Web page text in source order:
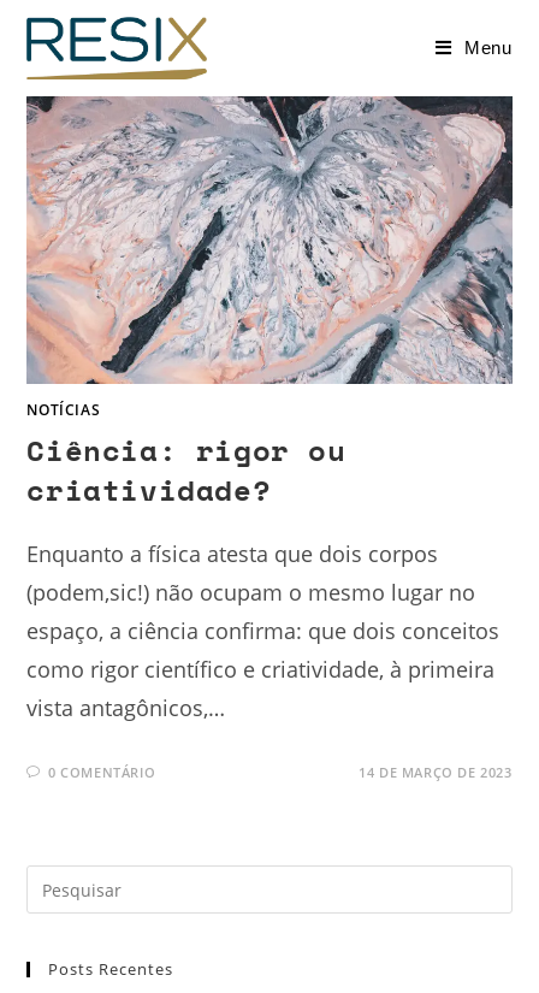
Menu
NOTÍCIAS
Ciência: rigor ou
criatividade?
Enquanto a física atesta que dois corpos
(podem,sic!) não ocupam o mesmo lugar no
espaço, a ciência confirma: que dois conceitos
como rigor científico e criatividade, à primeira
vista antagônicos,…
0 COMENTÁRIO 14 DE MARÇO DE 2023
Posts Recentes